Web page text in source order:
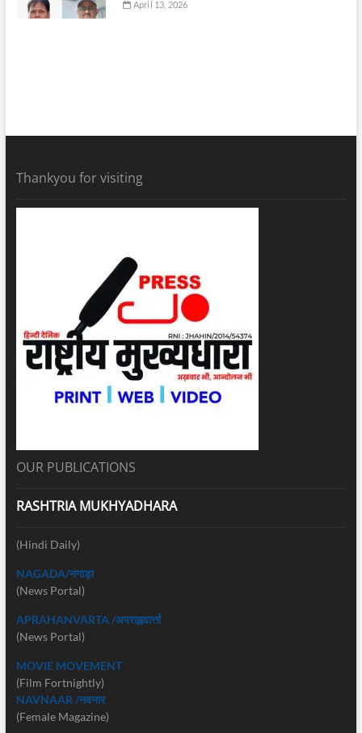
April 13, 2026
Thankyou for visiting
OUR PUBLICATIONS
RASHTRIA MUKHYADHARA
(Hindi Daily)
NAGADA/नगाड़ा
(News Portal)
APRAHANVARTA /अपराह्नवार्त्ता
(News Portal)
MOVIE MOVEMENT
(Film Fortnightly)
NAVNAAR /नवनार
(Female Magazine)